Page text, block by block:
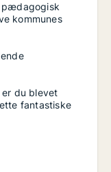
pædagogisk
kommunes
du blevet
fantastiske